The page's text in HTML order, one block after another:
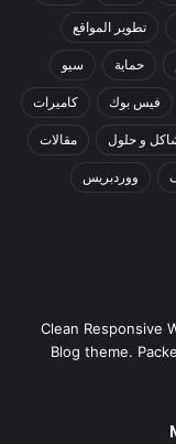
تطوير المواقع
حماية سيو
فيس بوك كاميرات
و حلول مقالات
ووردبريس
Clean Responsive
Blog theme.